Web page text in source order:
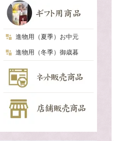
進物用（夏季）お中元
進物用（冬季）御歳暮